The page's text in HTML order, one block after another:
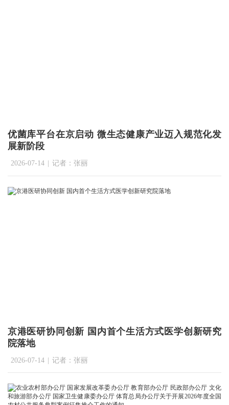
优菌库平台在京启动 微生态健康产业迈入规范化发
展新阶段
2026-07-14 | 记者：张丽
京港医研协同创新 国内首个生活方式医学创新研究
院落地
2026-07-14 | 记者：张丽